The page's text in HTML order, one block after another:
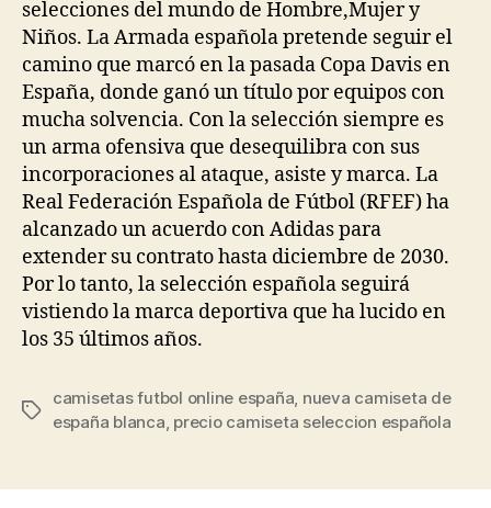
selecciones del mundo de Hombre,Mujer y
Niños. La Armada española pretende seguir el
camino que marcó en la pasada Copa Davis en
España, donde ganó un título por equipos con
mucha solvencia. Con la selección siempre es
un arma ofensiva que desequilibra con sus
incorporaciones al ataque, asiste y marca. La
Real Federación Española de Fútbol (RFEF) ha
alcanzado un acuerdo con Adidas para
extender su contrato hasta diciembre de 2030.
Por lo tanto, la selección española seguirá
vistiendo la marca deportiva que ha lucido en
los 35 últimos años.
Etiquetas
camisetas futbol online españa, nueva camiseta de
españa blanca, precio camiseta seleccion española